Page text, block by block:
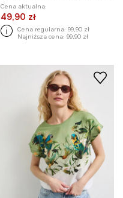
Cena aktualna:
49,90 zł
Cena regularna: 99,90 zł
Najniższa cena: 99,90 zł